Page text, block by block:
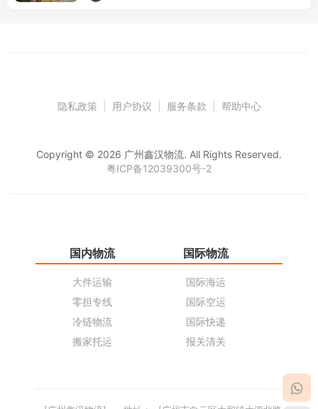
隐私政策 用户协议 服务条款 帮助中心
Copyright © 2026 广州鑫汉物流. All Rights Reserved.
粤ICP备12039300号-2
国内物流
大件运输
零担专线
冷链物流
搬家托运
国际物流
国际海运
国际空运
国际快递
报关清关